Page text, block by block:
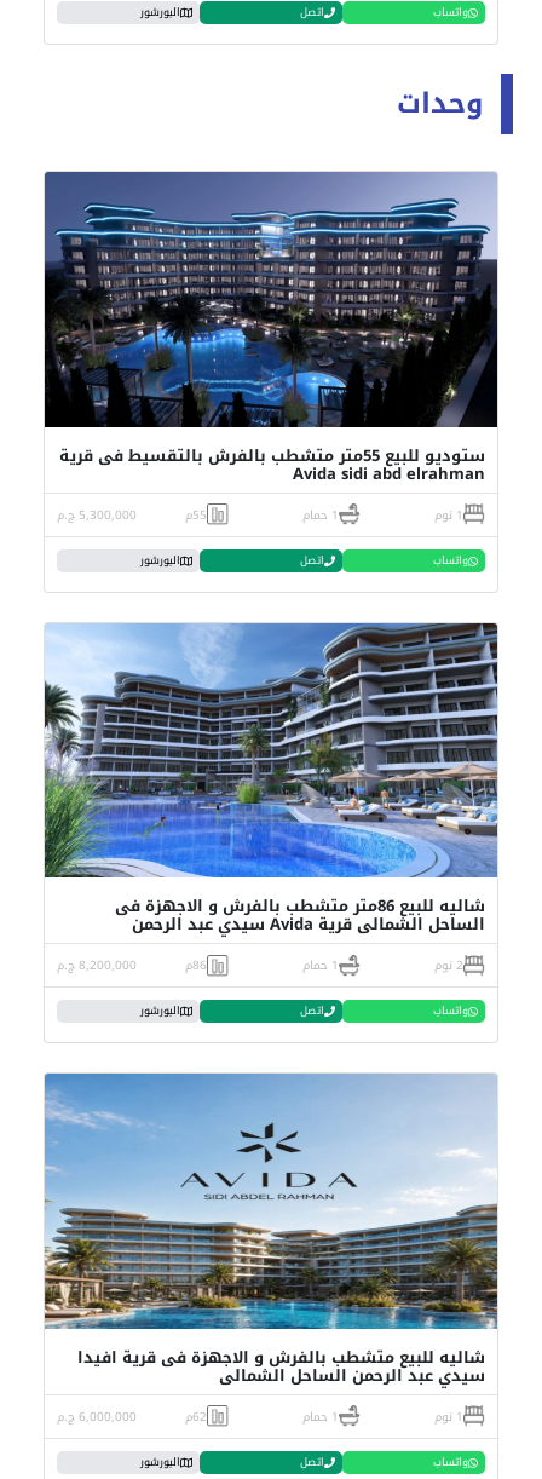
واتساب اتصل البورشور
وحدات
ستوديو للبيع 55متر متشطب بالفرش بالتقسيط فى قرية
Avida sidi abd elrahman
1 نوم 1 حمام 55م 5,300,000 ج.م
واتساب اتصل البورشور
شاليه للبيع 86متر متشطب بالفرش و الاجهزة فى
الساحل الشمالى قرية Avida سيدي عبد الرحمن
2 نوم 1 حمام 86م 8,200,000 ج.م
واتساب اتصل البورشور
شاليه للبيع متشطب بالفرش و الاجهزة فى قرية افيدا
سيدي عبد الرحمن الساحل الشمالى
1 نوم 1 حمام 62م 6,000,000 ج.م
واتساب اتصل البورشور